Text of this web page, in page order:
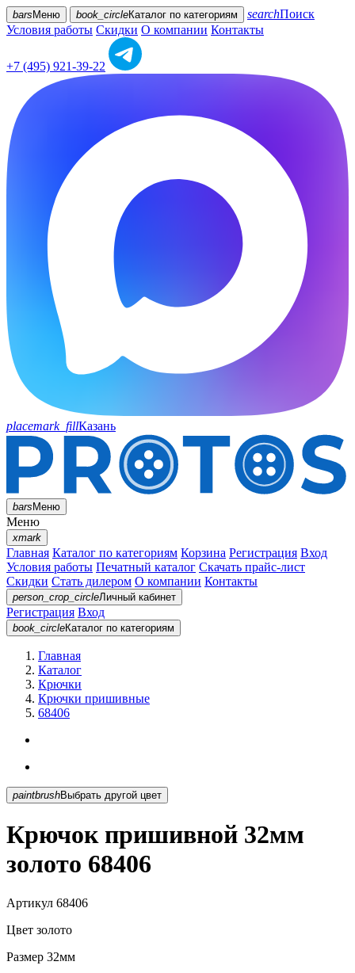
bars Меню book_circleКаталог по категориям searchПоиск
Условия работы Скидки О компании Контакты
+7 (495) 921-39-22
placemark_fillКазань
barsМеню
Меню
xmark
Главная Каталог по категориям Корзина Регистрация Вход
Условия работы Печатный каталог Скачать прайс-лист
Скидки Стать дилером О компании Контакты
person_crop_circleЛичный кабинет
Регистрация Вход
book_circleКаталог по категориям
Главная
Каталог
Крючки
Крючки пришивные
68406
paintbrush Выбрать другой цвет
Крючок пришивной 32мм
золото 68406
Артикул 68406
Цвет золото
Размер 32мм